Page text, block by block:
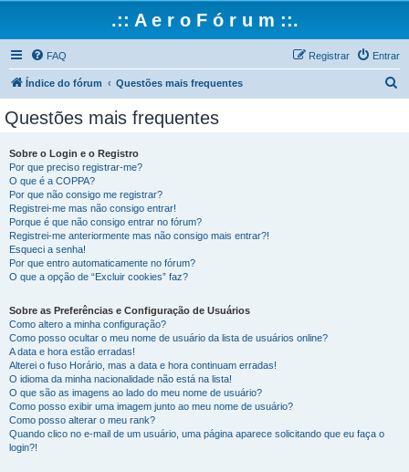
.:: A e r o F ó r u m ::.
FAQ Entrar
Registrar
Índice do fórum Questões mais frequentes
Questões mais frequentes
Sobre o Login e o Registro
Por que preciso registrar-me?
O que é a COPPA?
Por que não consigo me registrar?
Registrei-me mas não consigo entrar!
Porque é que não consigo entrar no fórum?
Registrei-me anteriormente mas não consigo mais entrar?!
Esqueci a senha!
Por que entro automaticamente no fórum?
O que a opção de “Excluir cookies” faz?
Sobre as Preferências e Configuração de Usuários
Como altero a minha configuração?
Como posso ocultar o meu nome de usuário da lista de usuários online?
A data e hora estão erradas!
Alterei o fuso Horário, mas a data e hora continuam erradas!
O idioma da minha nacionalidade não está na lista!
O que são as imagens ao lado do meu nome de usuário?
Como posso exibir uma imagem junto ao meu nome de usuário?
Como posso alterar o meu rank?
Quando clico no e-mail de um usuário, uma página aparece solicitando que eu faça o
login?!